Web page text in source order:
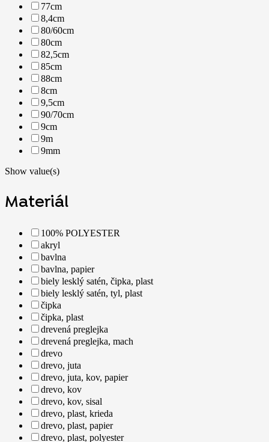
77cm
8,4cm
80/60cm
80cm
82,5cm
85cm
88cm
8cm
9,5cm
90/70cm
9cm
9m
9mm
Show value(s)
Materiál
100% POLYESTER
akryl
bavlna
bavlna, papier
biely lesklý satén, čipka, plast
biely lesklý satén, tyl, plast
čipka
čipka, plast
drevená preglejka
drevená preglejka, mach
drevo
drevo, juta
drevo, juta, kov, papier
drevo, kov
drevo, kov, sisal
drevo, plast, krieda
drevo, plast, papier
drevo, plast, polyester